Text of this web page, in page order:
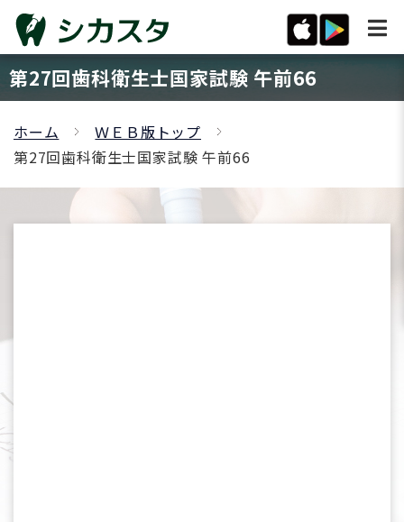
第27回歯科衛生士国家試験 午前66
ホーム
ＷＥＢ版トップ
第27回歯科衛生士国家試験 午前66